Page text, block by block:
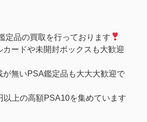
定品の買取を行っております
カードや未開封ボックスも大歓迎
が無いPSA鑑定品も大大大歓迎で
以上の高額PSA10を集めています